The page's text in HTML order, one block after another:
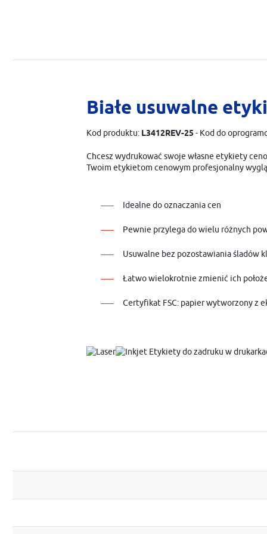
Białe usuwalne
Kod produktu: L3412REV-25 - Kod do
Chcesz wydrukować swoje własne etykiety
Twoim etykietom cenowym profesjonalny
Idealne do oznaczania cen
Pewnie przylega do wielu różnych
Usuwalne bez pozostawiania śladów
Łatwo wielokrotnie zmienić ich
Certyfikat FSC: papier wytworzony z
Etykiety do zadruku w